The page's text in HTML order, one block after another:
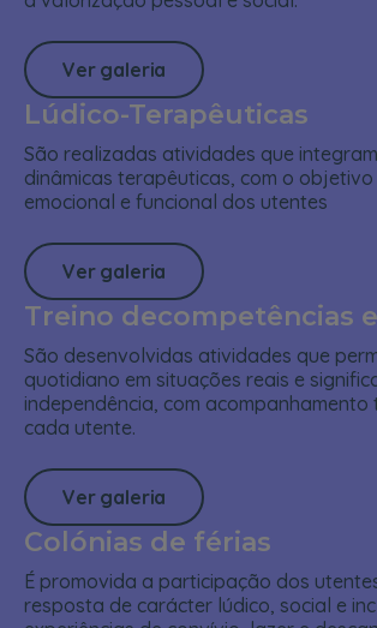
Ver galeria
Lúdico-Terapêuticas
São realizadas atividades que
dinâmicas terapêuticas, com o
emocional e funcional dos utentes
Ver galeria
Treino decompetências
São desenvolvidas atividades que
quotidiano em situações reais e
independência, com
cada utente.
Ver galeria
Colónias de férias
É promovida a participação dos
resposta de carácter lúdico, social e